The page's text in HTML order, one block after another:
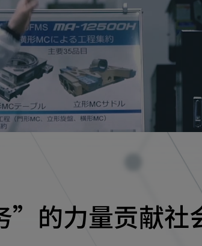
CLOSE
”的力量贡献社